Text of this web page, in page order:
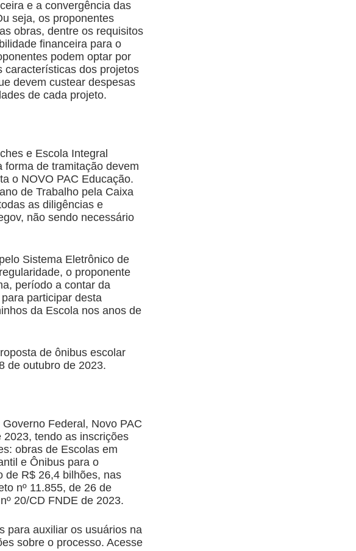
e a convergência das
seja, os proponentes
obras, dentre os requisitos
financeira para o
podem optar por
características dos projetos
devem custear despesas
de cada projeto.
e Escola Integral
forma de tramitação devem
o NOVO PAC Educação.
de Trabalho pela Caixa
as diligências e
não sendo necessário
Sistema Eletrônico de
o proponente
período a contar da
participar desta
da Escola nos anos de
de ônibus escolar
de outubro de 2023.
Federal, Novo PAC
tendo as inscrições
obras de Escolas em
e Ônibus para o
de R$ 26,4 bilhões, nas
nº 11.855, de 26 de
20/CD FNDE de 2023.
para auxiliar os usuários na
sobre o processo. Acesse